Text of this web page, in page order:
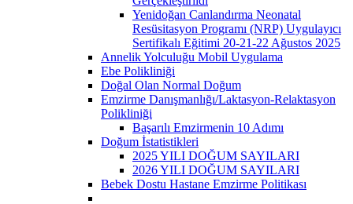
Yenidoğan Canlandırma Neonatal
Resüsitasyon Programı (NRP) Uygulayıcı
Sertifikalı Eğitimi 20-21-22 Ağustos 2025
Annelik Yolculuğu Mobil Uygulama
Ebe Polikliniği
Doğal Olan Normal Doğum
Emzirme Danışmanlığı/Laktasyon-Relaktasyon
Polikliniği
Başarılı Emzirmenin 10 Adımı
Doğum İstatistikleri
2025 YILI DOĞUM SAYILARI
2026 YILI DOĞUM SAYILARI
Bebek Dostu Hastane Emzirme Politikası